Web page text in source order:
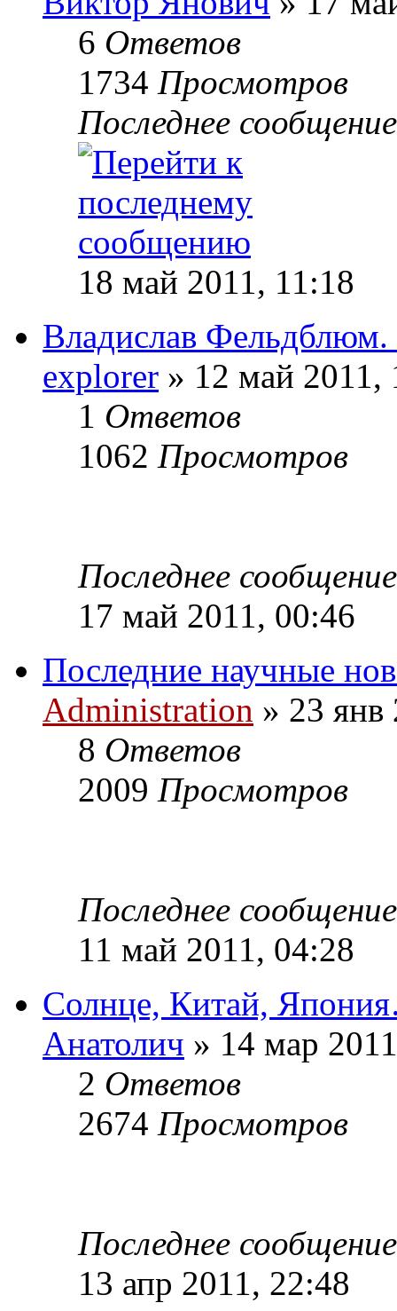
6 Ответов
1734 Просмотров
Последнее
18 май 2011, 11:18
Владислав Фельдблюм.
explorer » 12 май 2011,
1 Ответов
1062 Просмотров
Последнее
17 май 2011, 00:46
Последние научные
Administration » 23 янв
8 Ответов
2009 Просмотров
Последнее
11 май 2011, 04:28
Солнце, Китай,
Анатолич » 14 мар
2 Ответов
2674 Просмотров
Последнее
13 апр 2011, 22:48